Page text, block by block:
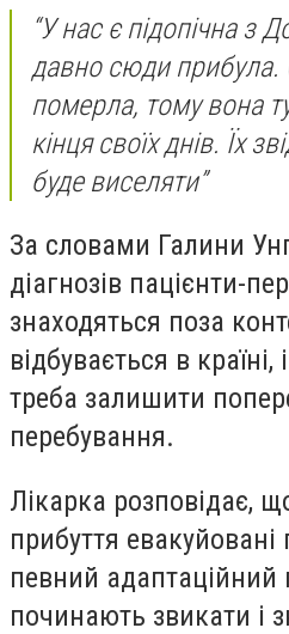
“У нас є підопічна з
давно сюди прибула.
померла, тому вона
кінця своїх днів. Їх
буде виселяти”
За словами Галини
діагнозів пацієнти-
знаходяться поза
відбувається в
треба залишити
перебування.
Лікарка розповідає,
прибуття
певний адаптаційний
починають звикати і